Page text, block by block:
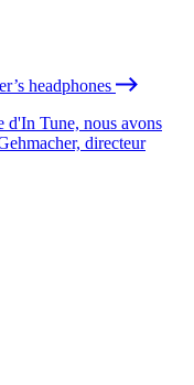
headphones
d'In Tune, nous avons
directeur